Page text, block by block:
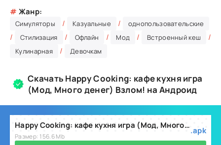
# Жанр:
Симуляторы / Казуальные / однопользовательские
/ Стилизация / Офлайн / Мод / Встроенный кеш /
Кулинарная / Девочкам
Скачать Happy Cooking: кафе кухня игра
(Мод, Много денег) Взлом! на Андроид
Happy Cooking: кафе кухня игра (Мод, Много денег) v3.0.0
Размер: 156.6 Mb
.apk